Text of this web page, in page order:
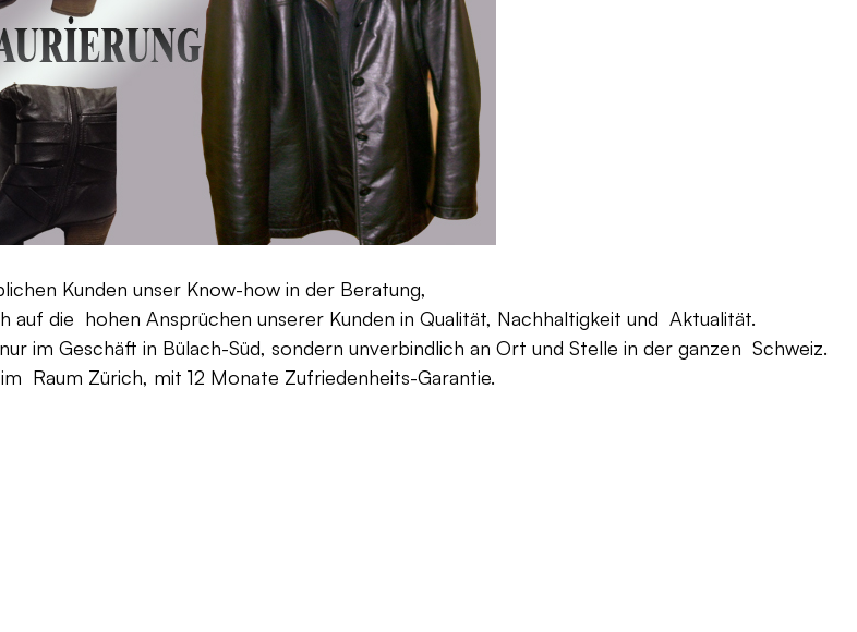
Kunden unser Know-how in der Beratung,
auf die hohen Ansprüchen unserer Kunden in Qualität, Nachhaltigkeit und Aktualität.
im Geschäft in Bülach-Süd, sondern unverbindlich an Ort und Stelle in der ganzen Schweiz.
Raum Zürich, mit 12 Monate Zufriedenheits-Garantie.